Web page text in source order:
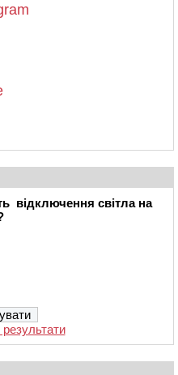
відключення світла на